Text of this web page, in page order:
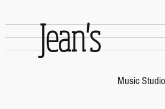
Jean's
Music Studio